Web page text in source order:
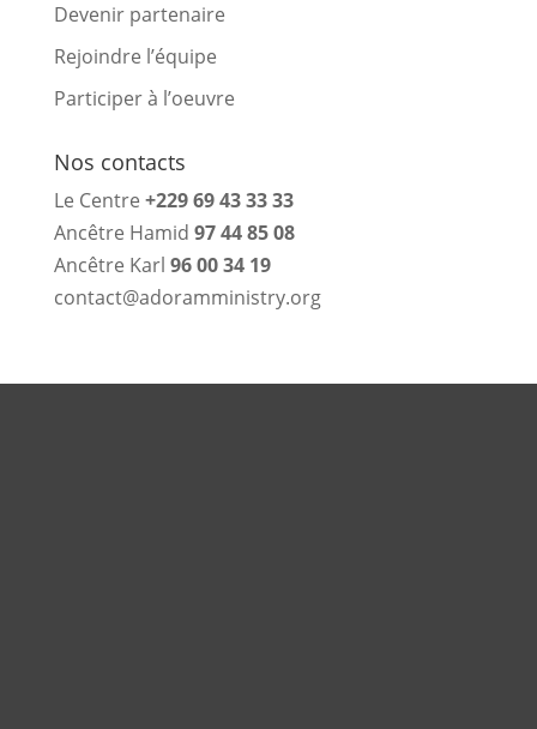
Devenir partenaire
Rejoindre l’équipe
Participer à l’oeuvre
Nos contacts
Le Centre +229 69 43 33 33
Ancêtre Hamid 97 44 85 08
Ancêtre Karl 96 00 34 19
contact@adoramministry.org